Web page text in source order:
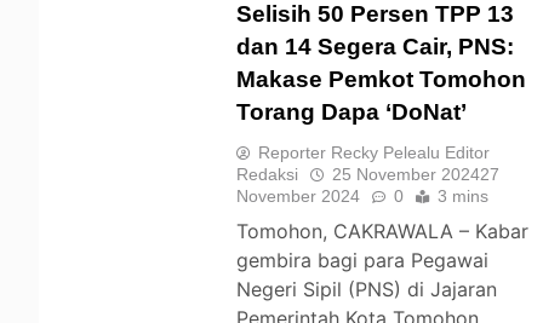
Selisih 50 Persen TPP 13
dan 14 Segera Cair, PNS:
Makase Pemkot Tomohon
Torang Dapa ‘DoNat’
Reporter Recky Pelealu Editor
Redaksi
25 November 202427
November 2024
0 3 mins
Tomohon, CAKRAWALA – Kabar
gembira bagi para Pegawai
Negeri Sipil (PNS) di Jajaran